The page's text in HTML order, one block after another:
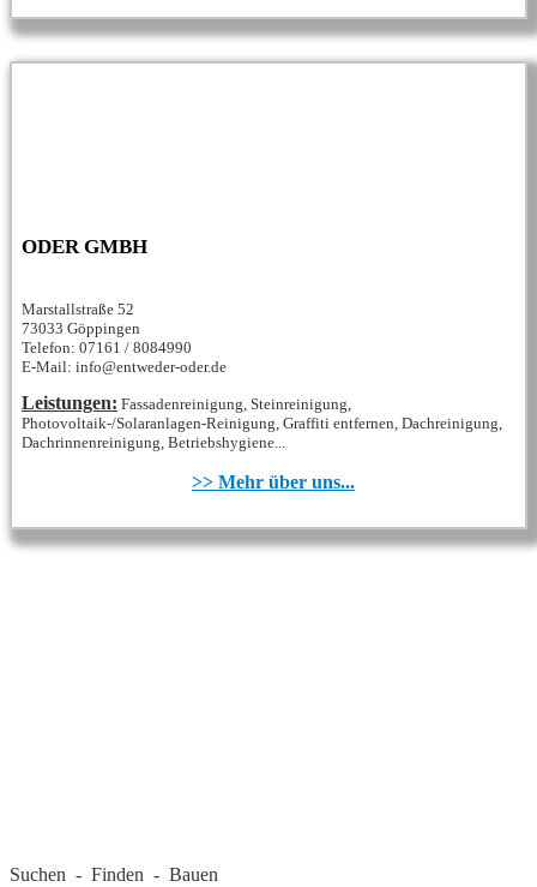
ODER GMBH
Marstallstraße 52
73033 Göppingen
Telefon: 07161 / 8084990
E-Mail: info@entweder-oder.de
Leistungen: Fassadenreinigung, Steinreinigung,
Photovoltaik-/Solaranlagen-Reinigung, Graffiti entfernen, Dachreinigung,
Dachrinnenreinigung, Betriebshygiene...
>> Mehr über uns...
Suchen - Finden - Bauen